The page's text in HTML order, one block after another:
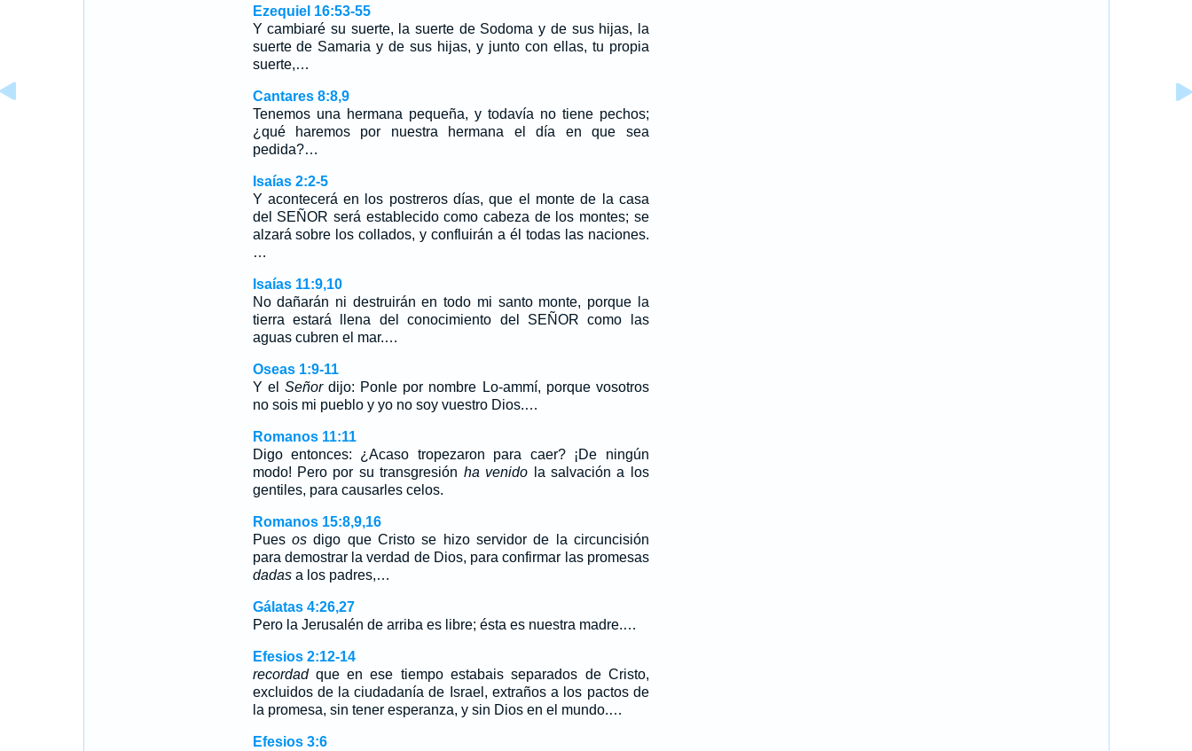
Ezequiel 16:53-55
Y cambiaré su suerte, la suerte de Sodoma y de sus hijas, la
suerte de Samaria y de sus hijas, y junto con ellas, tu propia
suerte,…
Cantares 8:8,9
Tenemos una hermana pequeña, y todavía no tiene pechos;
¿qué haremos por nuestra hermana el día en que sea
pedida?…
Isaías 2:2-5
Y acontecerá en los postreros días, que el monte de la casa
del SEÑOR será establecido como cabeza de los montes; se
alzará sobre los collados, y confluirán a él todas las naciones.
…
Isaías 11:9,10
No dañarán ni destruirán en todo mi santo monte, porque la
tierra estará llena del conocimiento del SEÑOR como las
aguas cubren el mar.…
Oseas 1:9-11
Y el Señordijo: Ponle por nombre Lo-ammí, porque vosotros
no sois mi pueblo y yo no soy vuestro Dios.…
Romanos 11:11
Digo entonces: ¿Acaso tropezaron para caer? ¡De ningún
modo! Pero por su transgresión ha venido la salvación a los
gentiles, para causarles celos.
Romanos 15:8,9,16
Pues osdigo que Cristo se hizo servidor de la circuncisión
para demostrar la verdad de Dios, para confirmar las promesas
dadasa los padres,…
Gálatas 4:26,27
Pero la Jerusalén de arriba es libre; ésta es nuestra madre.…
Efesios 2:12-14
recordadque en ese tiempo estabais separados de Cristo,
excluidos de la ciudadanía de Israel, extraños a los pactos de
la promesa, sin tener esperanza, y sin Dios en el mundo.…
Efesios 3:6